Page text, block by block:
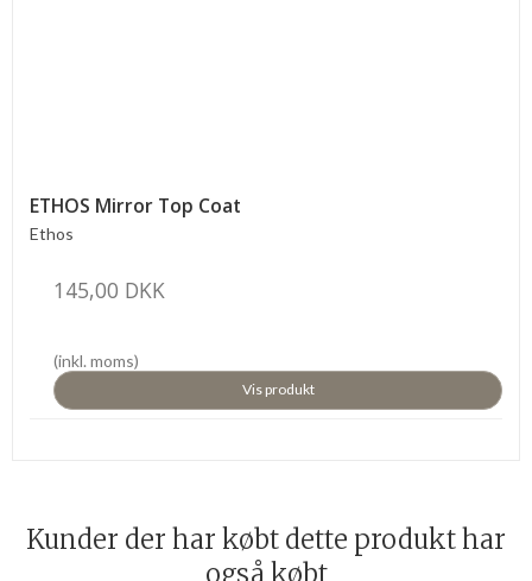
ETHOS Mirror Top Coat
Ethos
145,00 DKK
(inkl. moms)
Vis produkt
Kunder der har købt dette produkt har
også købt